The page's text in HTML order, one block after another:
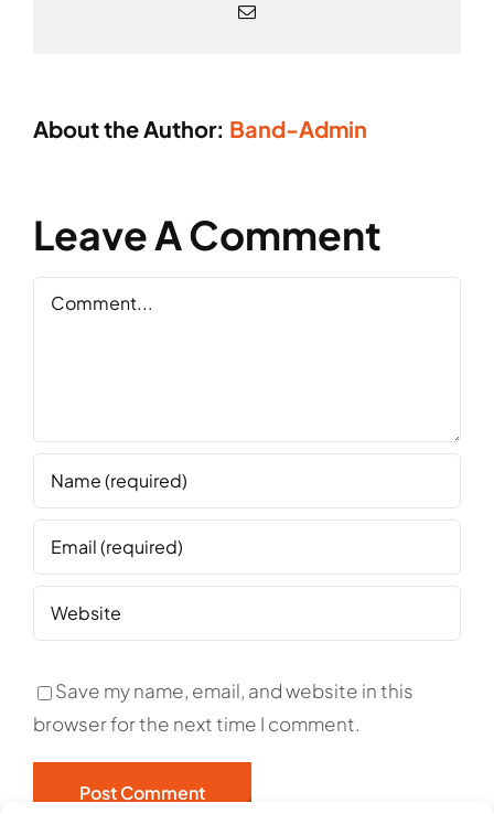
Email
About the Author: Band-Admin
Leave A Comment
Comment
Save my name, email, and website in this
browser for the next time I comment.